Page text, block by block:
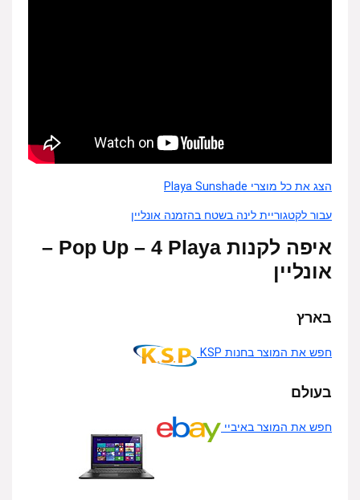
הצג את כל מוצרי Playa Sunshade
עבור לקטגוריית לינה בשטח בהזמנה אונליין
איפה לקנות Pop Up – 4 Playa –
אונליין
בארץ
חפש את המוצר בחנות KSP
בעולם
חפש את המוצר באיביי